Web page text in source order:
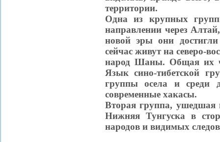
территории.
Одна из крупных
направлении через
новой эры они
сейчас живут на северо-
народ Шаны. Общая их
Язык сино-тибетской
группы осела и среди
современные хакасы.
Вторая группа, ушедшая
Нижняя Тунгуска в
народов и видимых